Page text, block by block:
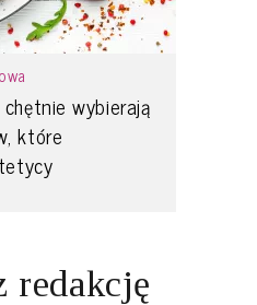
wybierają
które
redakcję